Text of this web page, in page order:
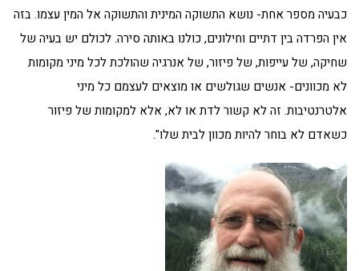
כבעיה מספר אחת- נושא התשוקה המינית והתשוקה אל המין עצמו. בזה
אין הפרדה בין דתיים וחילונים, כולנו באותה סירה. לכולם יש בעיה של
שחיקה, של עייפות, של פיזור, של אנרגיה שהולכת לכל מיני מקומות
לא מכוונים- אנשים שגולשים או מוצאים לעצמם כל מיני
אלטרנטיבות. זה לא קשור לדת או לא, אלא למקומות של פיזור
כשאדם לא בוחר להיות מכוון לבית שלו".